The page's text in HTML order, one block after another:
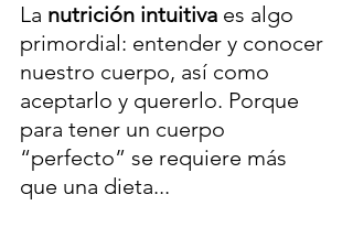
La nutrición intuitiva es algo
primordial: entender y conocer
nuestro cuerpo, así como
aceptarlo y quererlo. Porque
para tener un cuerpo
“perfecto” se requiere más
que una dieta...